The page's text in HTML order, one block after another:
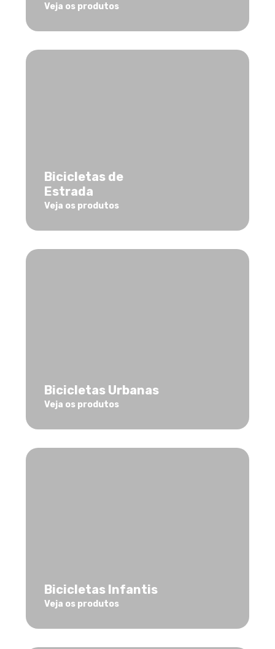
Veja os produtos
Bicicletas de
Estrada
Veja os produtos
Bicicletas Urbanas
Veja os produtos
Bicicletas Infantis
Veja os produtos